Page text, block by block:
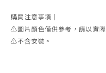
購買注意事項｜
⚠️圖片顏色僅供參考，請以實際
⚠️不含安裝。